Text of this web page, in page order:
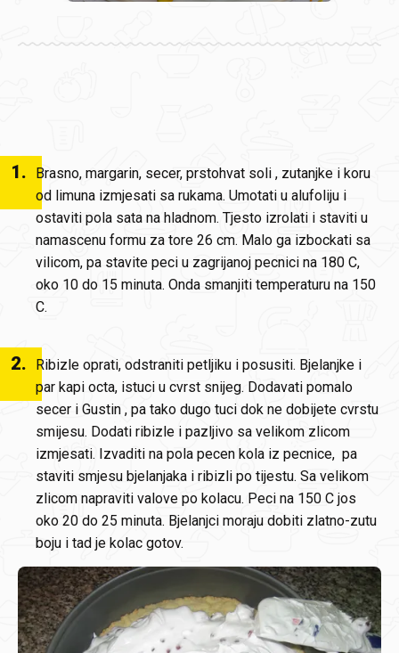
1.
Brasno, margarin, secer, prstohvat soli , zutanjke i koru
od limuna izmjesati sa rukama. Umotati u alufoliju i
ostaviti pola sata na hladnom. Tjesto izrolati i staviti u
namascenu formu za tore 26 cm. Malo ga izbockati sa
vilicom, pa stavite peci u zagrijanoj pecnici na 180 C,
oko 10 do 15 minuta. Onda smanjiti temperaturu na 150
C.
2.
Ribizle oprati, odstraniti petljiku i posusiti. Bjelanjke i
par kapi octa, istuci u cvrst snijeg. Dodavati pomalo
secer i Gustin , pa tako dugo tuci dok ne dobijete cvrstu
smijesu. Dodati ribizle i pazljivo sa velikom zlicom
izmjesati. Izvaditi na pola pecen kola iz pecnice, pa
staviti smjesu bjelanjaka i ribizli po tijestu. Sa velikom
zlicom napraviti valove po kolacu. Peci na 150 C jos
oko 20 do 25 minuta. Bjelanjci moraju dobiti zlatno-zutu
boju i tad je kolac gotov.